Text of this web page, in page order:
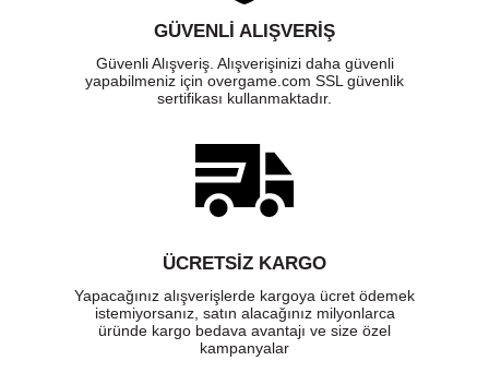
GÜVENLI ALIŞVERIŞ
Güvenli Alışveriş. Alışverişinizi daha güvenli
yapabilmeniz için overgame.com SSL güvenlik
sertifikası kullanmaktadır.
ÜCRETSIZ KARGO
Yapacağınız alışverişlerde kargoya ücret ödemek
istemiyorsanız, satın alacağınız milyonlarca
üründe kargo bedava avantajı ve size özel
kampanyalar